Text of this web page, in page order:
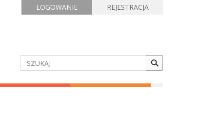
REJESTRACJA
LOGOWANIE